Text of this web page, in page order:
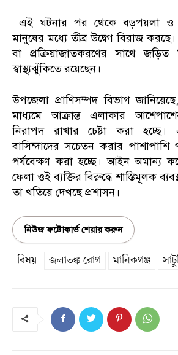
এই ঘটনার পর থেকে বড়পয়লা ও
মানুষের মধ্যে তীব্র উদ্বেগ বিরাজ
বা প্রক্রিয়াজাতকরণের সাথে
স্বাস্থ্যঝুঁকিতে রয়েছেন।
​উপজেলা প্রাণিসম্পদ বিভাগ
মাধ্যমে আক্রান্ত এলাকার
নিরাপদ রাখার চেষ্টা করা হচ্ছে।
বাসিন্দাদের সচেতন করার পাশাপাশি
পর্যবেক্ষণ করা হচ্ছে। আইন অমান্য
ফেলা ওই ব্যক্তির বিরুদ্ধে শাস্তিমূলক
তা খতিয়ে দেখছে প্রশাসন।
নিউজ ফটোকার্ড শেয়ার করুন
বিষয় জলাতঙ্ক রোগ মানিকগঞ্জ